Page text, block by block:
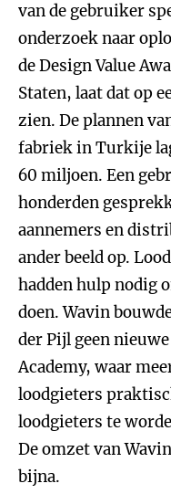
van de gebruiker
onderzoek naar
de Design Value
Staten, laat dat op
zien. De plannen
fabriek in Turkije
60 miljoen. Een
honderden
aannemers en
ander beeld op.
hadden hulp nodig
doen. Wavin
der Pijl geen
Academy, waar
loodgieters
loodgieters te
De omzet van
bijna.